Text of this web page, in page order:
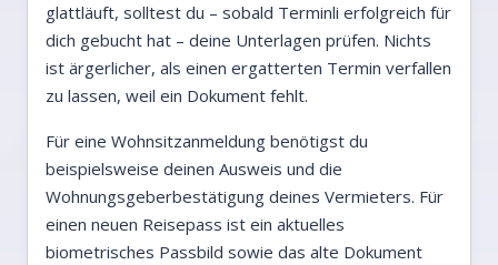
glattläuft, solltest du – sobald Terminli erfolgreich für
dich gebucht hat – deine Unterlagen prüfen. Nichts
ist ärgerlicher, als einen ergatterten Termin verfallen
zu lassen, weil ein Dokument fehlt.
Für eine Wohnsitzanmeldung benötigst du
beispielsweise deinen Ausweis und die
Wohnungsgeberbestätigung deines Vermieters. Für
einen neuen Reisepass ist ein aktuelles
biometrisches Passbild sowie das alte Dokument